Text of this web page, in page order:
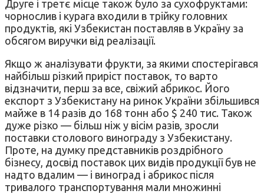
Друге і третє місце також було за сухофруктами:
чорнослив і курага входили в трійку головних
продуктів, які Узбекистан поставляв в Україну за
обсягом виручки від реалізації.
Якщо ж аналізувати фрукти, за якими спостерігався
найбільш різкий приріст поставок, то варто
відзначити, перш за все, свіжий абрикос. Його
експорт з Узбекистану на ринок України збільшився
майже в 14 разів до 168 тонн або $ 240 тис. Також
дуже різко — більш ніж у вісім разів, зросли
поставки столового винограду з Узбекистану.
Проте, на думку представників роздрібного
бізнесу, досвід поставок цих видів продукції був не
надто вдалим — і виноград і абрикос після
тривалого транспортування мали множинні